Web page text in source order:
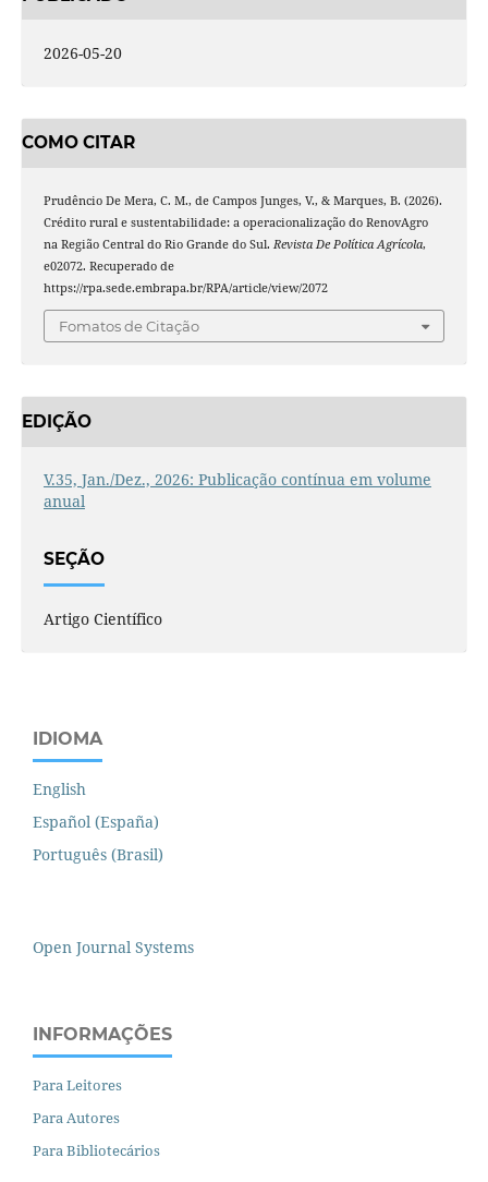
2026-05-20
COMO CITAR
Prudêncio De Mera, C. M., de Campos Junges, V., & Marques, B. (2026).
Crédito rural e sustentabilidade: a operacionalização do RenovAgro
na Região Central do Rio Grande do Sul. Revista De Política Agrícola,
e02072. Recuperado de
https://rpa.sede.embrapa.br/RPA/article/view/2072
Fomatos de Citação
EDIÇÃO
V.35, Jan./Dez., 2026: Publicação contínua em volume
anual
SEÇÃO
Artigo Científico
IDIOMA
English
Español (España)
Português (Brasil)
Open Journal Systems
INFORMAÇÕES
Para Leitores
Para Autores
Para Bibliotecários